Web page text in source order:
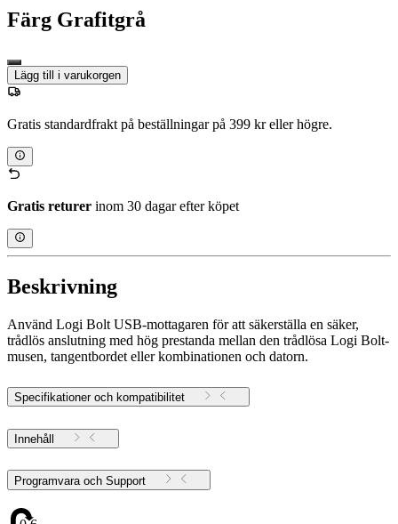
Färg Grafitgrå
Lägg till i varukorgen
Gratis standardfrakt på beställningar på 399 kr eller högre.
Gratis returer inom 30 dagar efter köpet
Beskrivning
Använd Logi Bolt USB-mottagaren för att säkerställa en säker,
trådlös anslutning med hög prestanda mellan den trådlösa Logi Bolt-
musen, tangentbordet eller kombinationen och datorn.
Specifikationer och kompatibilitet
Innehåll
Programvara och Support